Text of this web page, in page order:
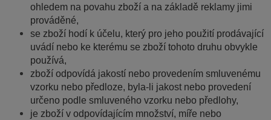
ohledem na povahu zboží a na základě reklamy jimi
prováděné,
se zboží hodí k účelu, který pro jeho použití prodávající
uvádí nebo ke kterému se zboží tohoto druhu obvykle
používá,
zboží odpovídá jakostí nebo provedením smluvenému
vzorku nebo předloze, byla-li jakost nebo provedení
určeno podle smluveného vzorku nebo předlohy,
je zboží v odpovídajícím množství, míře nebo